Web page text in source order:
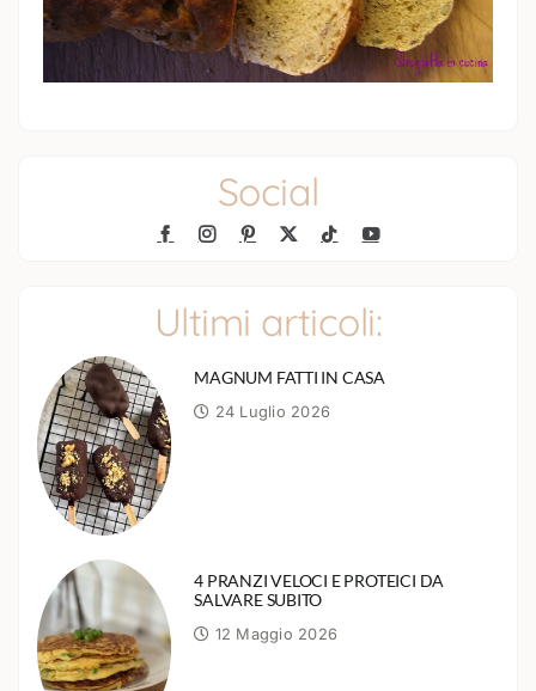
Social
Ultimi articoli:
MAGNUM FATTI IN CASA
24 Luglio 2026
4 PRANZI VELOCI E PROTEICI DA
SALVARE SUBITO
12 Maggio 2026